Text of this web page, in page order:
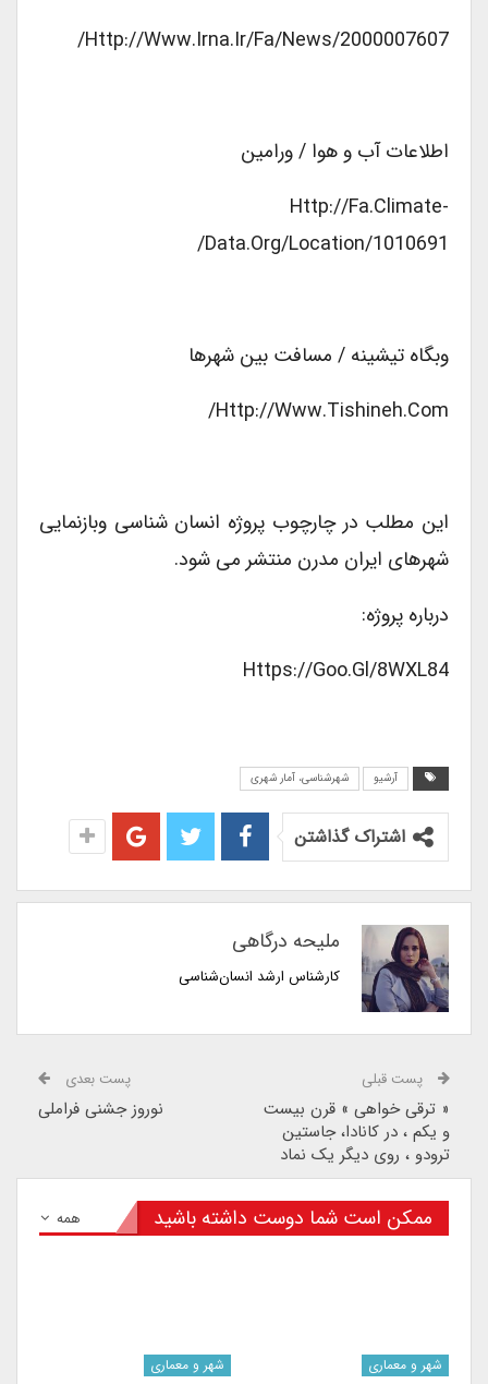
Http://www.irna.ir/fa/News/2000007607/
اطلاعات آب و هوا / ورامین
Http://fa.climate-
Data.org/location/1010691/
وبگاه تیشینه / مسافت بین شهرها
Http://www.tishineh.com/
این مطلب در چارچوب پروژه انسان شناسی وبازنمایی
شهرهای ایران مدرن منتشر می شود.
درباره پروژه:
Https://goo.gl/8WXL84
آرشیو شهرشناسی، آمار شهری
اشتراک گذاشتن
ملیحه درگاهی
کارشناس ارشد انسان‌شناسی
پست قبلی
« ترقی خواهی » قرن بیست
و یکم ، در کانادا، جاستین
ترودو ، روی دیگر یک نماد
پست بعدی
نوروز جشنی فراملی
همه ممکن است شما دوست داشته باشید
شهر و معماری شهر و معماری